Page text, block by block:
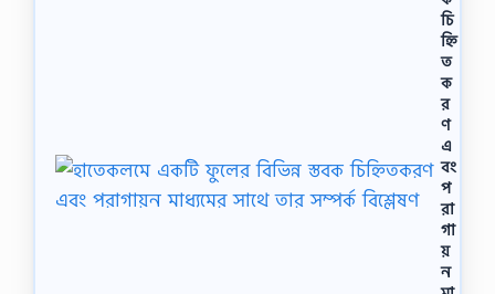
চি
হ্নি
ত
ক
র
ণ
এ
বং
প
রা
গা
য়
ন